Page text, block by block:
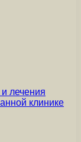
лечения
клинике